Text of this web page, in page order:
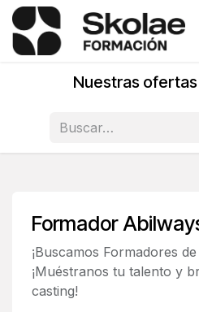
Ir al contenido
Nuestras
Formador
¡Buscamos Formadores
¡Muéstranos tu talento y
casting!